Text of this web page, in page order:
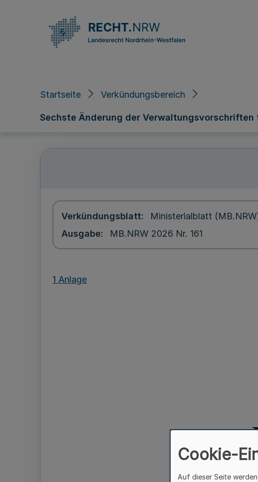
Startseite Verkündungsbereich
Sechste Änderung der
Verkündungsblatt
Ministerialblatt
Ausgabe
MB.NRW 2026 Nr. 161
1 Anlage
Cookie-
Auf dieser Seite